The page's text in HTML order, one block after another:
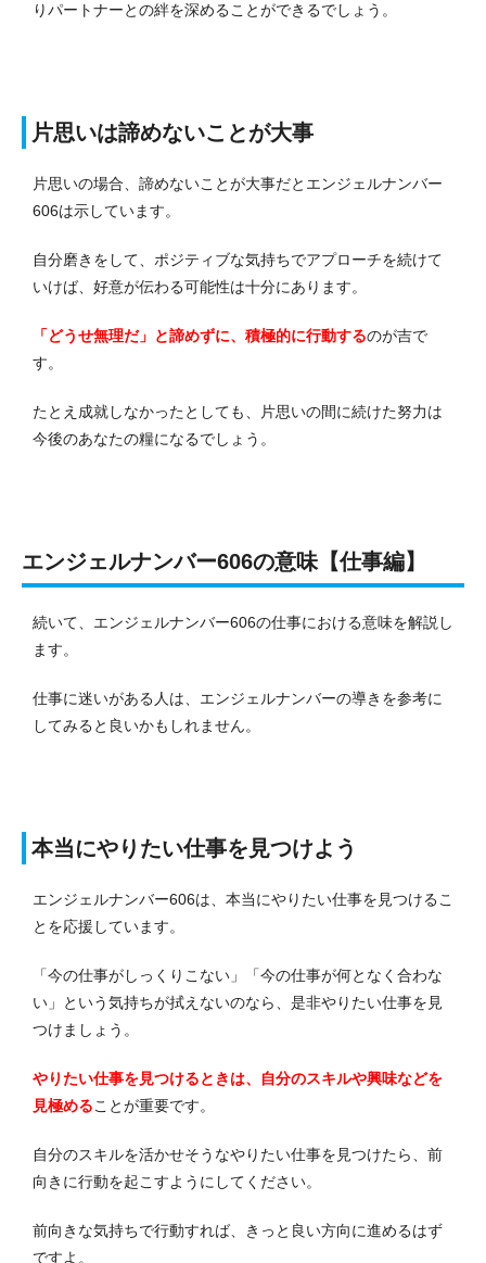
りパートナーとの絆を深めることができるでしょう。
片思いは諦めないことが大事
片思いの場合、諦めないことが大事だとエンジェルナンバー
606は示しています。
自分磨きをして、ポジティブな気持ちでアプローチを続けて
いけば、好意が伝わる可能性は十分にあります。
「どうせ無理だ」と諦めずに、積極的に行動するのが吉で
す。
たとえ成就しなかったとしても、片思いの間に続けた努力は
今後のあなたの糧になるでしょう。
エンジェルナンバー606の意味【仕事編】
続いて、エンジェルナンバー606の仕事における意味を解説し
ます。
仕事に迷いがある人は、エンジェルナンバーの導きを参考に
してみると良いかもしれません。
本当にやりたい仕事を見つけよう
エンジェルナンバー606は、本当にやりたい仕事を見つけるこ
とを応援しています。
「今の仕事がしっくりこない」「今の仕事が何となく合わな
い」という気持ちが拭えないのなら、是非やりたい仕事を見
つけましょう。
やりたい仕事を見つけるときは、自分のスキルや興味などを
見極めることが重要です。
自分のスキルを活かせそうなやりたい仕事を見つけたら、前
向きに行動を起こすようにしてください。
前向きな気持ちで行動すれば、きっと良い方向に進めるはず
ですよ。